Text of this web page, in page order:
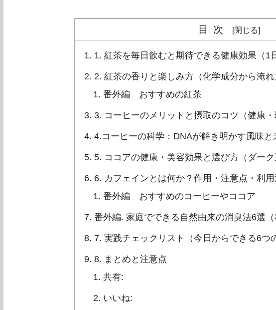
目次
1. 紅茶を毎日飲むと期待できる健康効果（1
2. 紅茶の香りと楽しみ方（化学成分から淹れ
番外編 おすすめの紅茶
3. コーヒーのメリットと摂取のコツ（健康・
4.コーヒーの科学：DNAが解き明かす風味と
5. ココアの健康・美容効果と選び方（ダーク
6. カフェインとは何か？作用・注意点・利
番外編 おすすめのコーヒーやココア
番外編. 家庭でできる自然由来の消臭法6選（
7. 実践チェックリスト（今日からできる6つ
8. まとめと注意点
共有:
いいね: